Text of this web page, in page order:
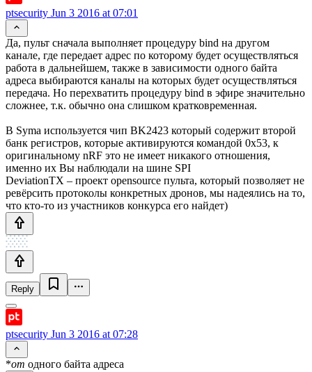
ptsecurity Jun 3 2016 at 07:01
Да, пульт сначала выполняет процедуру bind на другом
канале, где передает адрес по которому будет осуществляться
работа в дальнейшем, также в зависимости одного байта
адреса выбираются каналы на которых будет осуществляться
передача. Но перехватить процедуру bind в эфире значительно
сложнее, т.к. обычно она слишком кратковременная.
В Syma используется чип BK2423 который содержит второй
банк регистров, которые активируются командой 0x53, к
оригинальному nRF это не имеет никакого отношения,
именно их Вы наблюдали на шине SPI
DeviationTX – проект opensource пульта, который позволяет не
ревёрсить протоколы конкретных дронов, мы надеялись на то,
что кто-то из участников конкурса его найдет)
Reply
ptsecurity Jun 3 2016 at 07:28
*от одного байта адреса